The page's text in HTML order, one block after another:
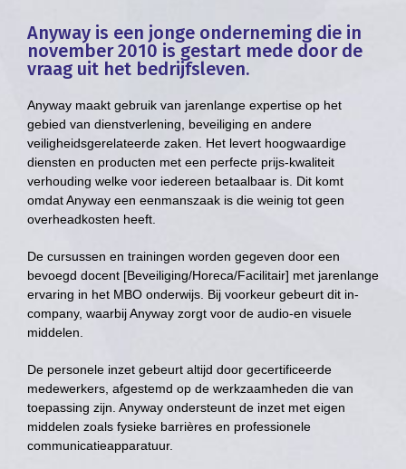
Anyway is een jonge onderneming die in
november 2010 is gestart mede door de
vraag uit het bedrijfsleven.
Anyway maakt gebruik van jarenlange expertise op het
gebied van dienstverlening, beveiliging en andere
veiligheidsgerelateerde zaken. Het levert hoogwaardige
diensten en producten met een perfecte prijs-kwaliteit
verhouding welke voor iedereen betaalbaar is. Dit komt
omdat Anyway een eenmanszaak is die weinig tot geen
overheadkosten heeft.
De cursussen en trainingen worden gegeven door een
bevoegd docent [Beveiliging/Horeca/Facilitair] met jarenlange
ervaring in het MBO onderwijs. Bij voorkeur gebeurt dit in-
company, waarbij Anyway zorgt voor de audio-en visuele
middelen.
De personele inzet gebeurt altijd door gecertificeerde
medewerkers, afgestemd op de werkzaamheden die van
toepassing zijn. Anyway ondersteunt de inzet met eigen
middelen zoals fysieke barrières en professionele
communicatieapparatuur.